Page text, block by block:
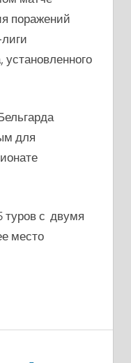
поражений
установленного
для
туров с двумя
место